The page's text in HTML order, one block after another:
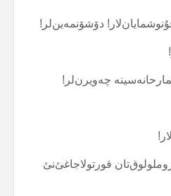
دۆشۆنمەین‌لر!
چەویرن‌لر!
قورتولاجاغئ‌نئ